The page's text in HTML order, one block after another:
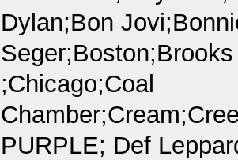
Dylan;Bon
;Chicago;Coal
PURPLE; Def